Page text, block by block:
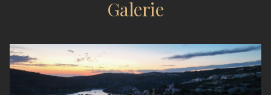
Galerie